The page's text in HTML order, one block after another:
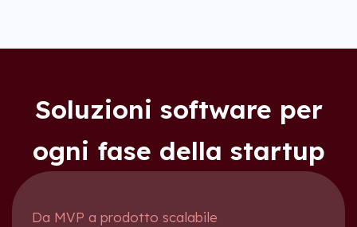
Soluzioni software per
ogni fase della startup
Da MVP a prodotto scalabile